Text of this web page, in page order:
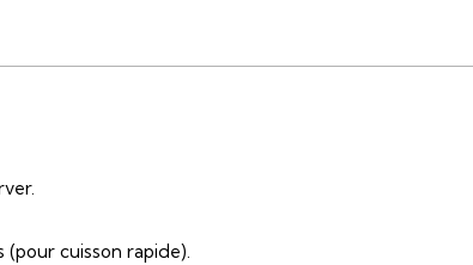
cuisson rapide).